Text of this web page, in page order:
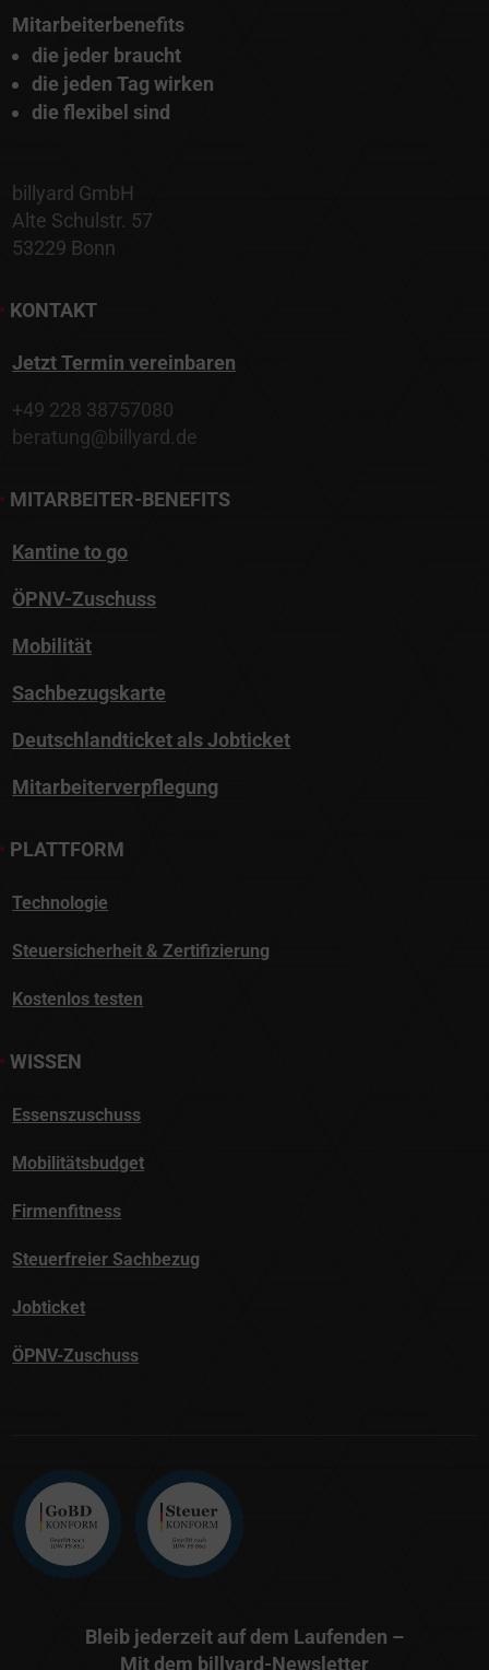
Mitarbeiterbenefits
die jeder braucht
die jeden Tag wirken
die flexibel sind
billyard GmbH
Alte Schulstr. 57
53229 Bonn
• KONTAKT
Jetzt Termin vereinbaren
+49 228 38757080
beratung@billyard.de
• MITARBEITER-BENEFITS
Kantine to go
ÖPNV-Zuschuss
Mobilität
Sachbezugskarte
Deutschlandticket als Jobticket
Mitarbeiterverpflegung
• PLATTFORM
Technologie
Steuersicherheit & Zertifizierung
Kostenlos testen
• WISSEN
Essenszuschuss
Mobilitätsbudget
Firmenfitness
Steuerfreier Sachbezug
Jobticket
ÖPNV-Zuschuss
Bleib jederzeit auf dem Laufenden –
Mit dem billyard-Newsletter